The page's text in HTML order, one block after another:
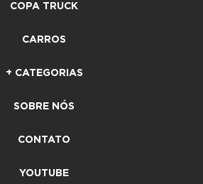
COPA TRUCK
CARROS
+ CATEGORIAS
SOBRE NÓS
CONTATO
YOUTUBE